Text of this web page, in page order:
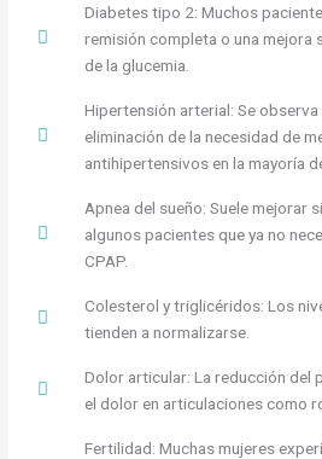
Diabetes tipo 2: Muchos
remisión completa o una mejora
de la glucemia.
Hipertensión arterial: Se observa
eliminación de la necesidad de
antihipertensivos en la mayoría
Apnea del sueño: Suele mejorar
algunos pacientes que ya no
CPAP.
Colesterol y triglicéridos: Los
tienden a normalizarse.
Dolor articular: La reducción del
el dolor en articulaciones como
Fertilidad: Muchas mujeres